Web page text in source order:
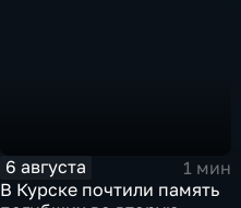
6 августа
1 мин
В Курске почтили память